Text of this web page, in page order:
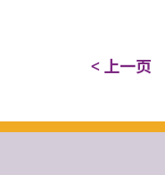
< 上一页